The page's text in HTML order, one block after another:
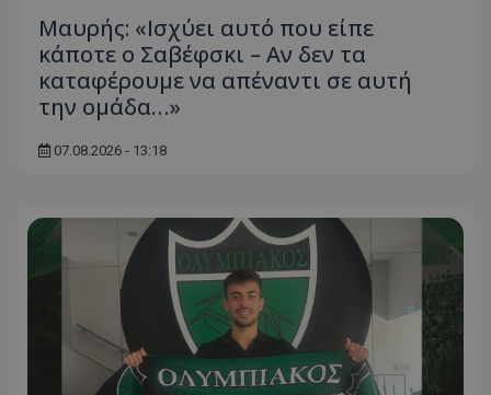
Μαυρής: «Ισχύει αυτό που είπε
κάποτε ο Σαβέφσκι – Αν δεν τα
καταφέρουμε να απέναντι σε αυτή
την ομάδα…»
07.08.2026 - 13:18